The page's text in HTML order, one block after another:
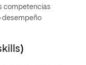
competencias
desempeño
)